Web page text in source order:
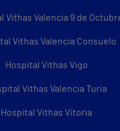
Vithas Valencia 9 de
Vithas Valencia Consuelo
Hospital Vithas Vigo
Vithas Valencia Turia
Hospital Vithas Vitoria